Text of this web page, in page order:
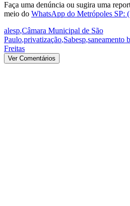
Faça uma denúncia ou sugira uma
meio do WhatsApp do Metrópoles SP:
alesp,Câmara Municipal de São
Paulo,privatização,Sabesp,saneamento
Freitas
Ver Comentários